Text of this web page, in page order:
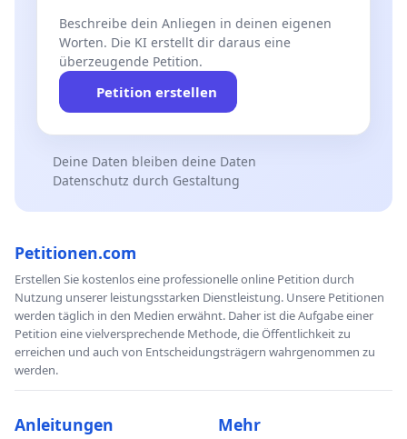
Beschreibe dein Anliegen in deinen eigenen
Worten. Die KI erstellt dir daraus eine
überzeugende Petition.
Petition erstellen
Deine Daten bleiben deine Daten
Datenschutz durch Gestaltung
Petitionen.com
Erstellen Sie kostenlos eine professionelle online Petition durch
Nutzung unserer leistungsstarken Dienstleistung. Unsere Petitionen
werden täglich in den Medien erwähnt. Daher ist die Aufgabe einer
Petition eine vielversprechende Methode, die Öffentlichkeit zu
erreichen und auch von Entscheidungsträgern wahrgenommen zu
werden.
Anleitungen Mehr